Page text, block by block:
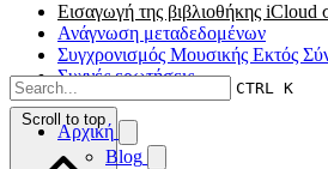
CTRL K
Αρχική
Blog
Εισαγωγή της βιβλιοθήκης iCloud
Ανάγνωση μεταδεδομένων
Συγχρονισμός Μουσικής Εκτός
Συχνές ερωτήσεις
Scroll to top